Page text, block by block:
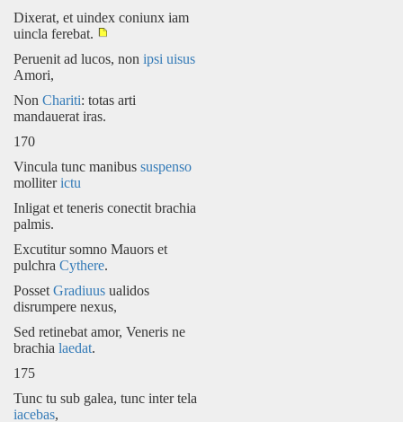
Dixerat, et uindex coniunx iam
uincla ferebat.
Peruenit ad lucos, non ipsi uisus
Amori,
Non Chariti: totas arti
mandauerat iras.
170
Vincula tunc manibus suspenso
molliterictu
Inligat et teneris conectit brachia
palmis.
Excutitur somno Mauors et
pulchra Cythere.
Posset Gradiuus ualidos
disrumpere nexus,
Sed retinebat amor, Veneris ne
brachia laedat.
175
Tunc tu sub galea, tunc inter tela
iacebas,